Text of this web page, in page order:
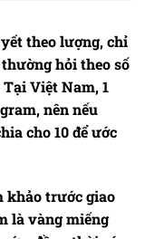
theo lượng, chỉ
hỏi theo số
Việt Nam, 1
nên nếu
cho 10 để ước
khảo trước giao
là vàng miếng